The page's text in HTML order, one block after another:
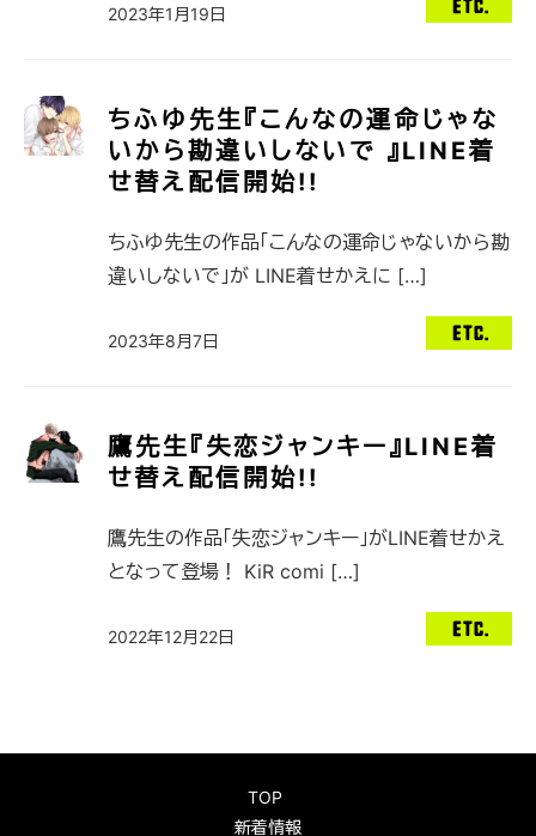
2023年1月19日
ちふゆ先生『こんなの運命じゃな
いから勘違いしないで 』LINE着
せ替え配信開始!!
ちふゆ先生の作品「こんなの運命じゃないから勘
違いしないで」が LINE着せかえに […]
2023年8月7日
鷹先生『失恋ジャンキー』LINE着
せ替え配信開始!!
鷹先生の作品「失恋ジャンキー」がLINE着せかえ
となって登場！ KiR comi […]
2022年12月22日
TOP
新着情報